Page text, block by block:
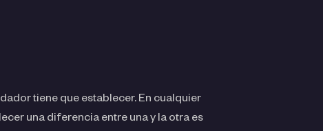
tiene que establecer. En cualquier
una diferencia entre una y la otra es